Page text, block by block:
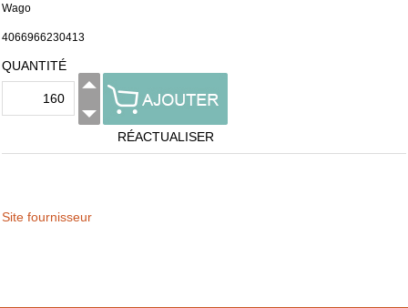
Wago
4066966230413
QUANTITÉ
RÉACTUALISER
Site fournisseur